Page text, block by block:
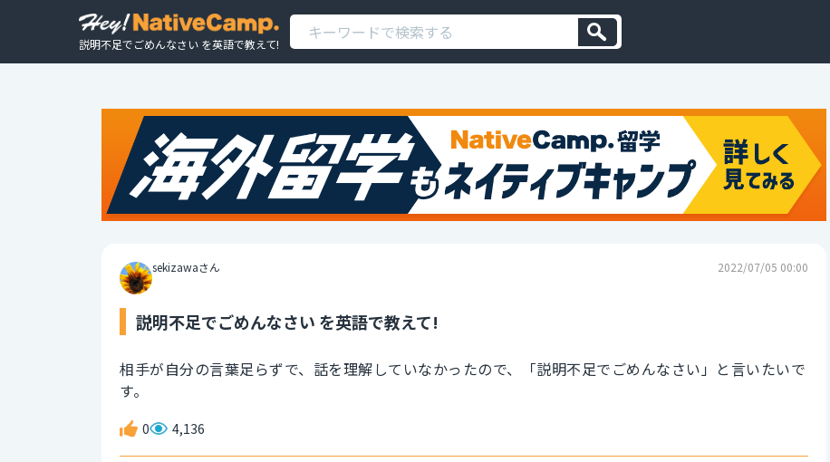
説明不足でごめんなさい を英語で教えて!
sekizawaさん 2022/07/05 00:00
説明不足でごめんなさい を英語で教えて!
相手が自分の言葉足らずで、話を理解していなかったので、「説明不足でごめんなさい」と言いたいで
す。
0 4,136